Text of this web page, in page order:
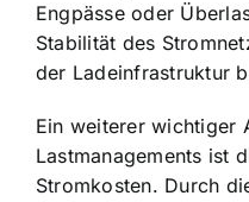
Engpässe oder
Stabilität des
der Ladeinfrastruktur
Ein weiterer wichtiger
Lastmanagements ist
Stromkosten. Durch